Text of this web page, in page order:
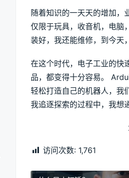
随着知识的一天天的增加，
仅限于玩具，收音机，电脑
装好，我还能维修，到今天
在这个时代，电子工业的快
品，都变得十分容易。
轻松打造自己的机器人，我
我追逐探索的过程中，我想
访问次数: 1,761